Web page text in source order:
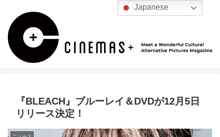
『BLEACH』ブルーレイ＆DVDが12月5日
リリース決定！
Japanese